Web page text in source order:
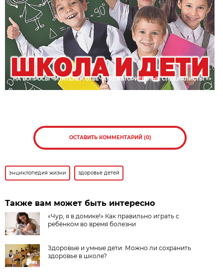
НА ВОПРОСЫ ЧИТАТЕЛЕЙ ОТВЕЧАЮТ АВТОРИТЕТНЫЕ СПЕЦИАЛИСТЫ >>
ОСТАВИТЬ КОММЕНТАРИЙ (0)
энциклопедия жизни здоровье детей
Также вам может быть интересно
«Чур, я в домике!» Как правильно играть с
ребёнком во время болезни
Здоровые и умные дети: Можно ли сохранить
здоровье в школе?